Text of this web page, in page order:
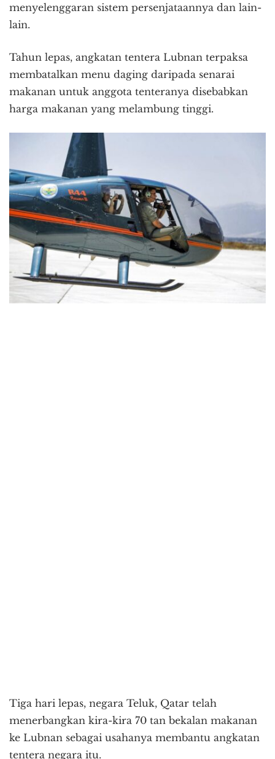
menyelenggaran sistem persenjataannya dan lain-
lain.
Tahun lepas, angkatan tentera Lubnan terpaksa
membatalkan menu daging daripada senarai
makanan untuk anggota tenteranya disebabkan
harga makanan yang melambung tinggi.
Tiga hari lepas, negara Teluk, Qatar telah
menerbangkan kira-kira 70 tan bekalan makanan
ke Lubnan sebagai usahanya membantu angkatan
tentera negara itu.